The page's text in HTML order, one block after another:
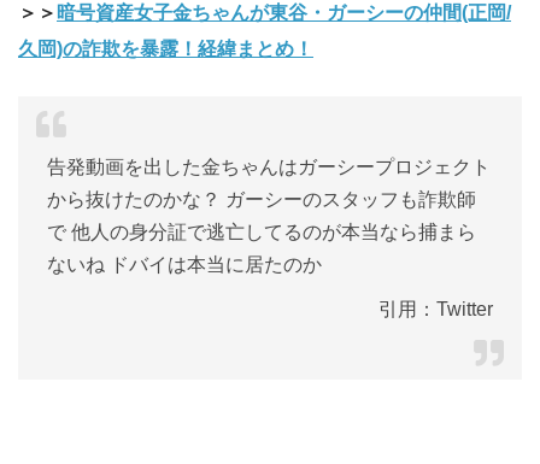
＞＞ 暗号資産女子金ちゃんが東谷・ガーシーの仲間(正岡/
久岡)の詐欺を暴露！経緯まとめ！
告発動画を出した金ちゃんはガーシープロジェクト
から抜けたのかな？ ガーシーのスタッフも詐欺師
で 他人の身分証で逃亡してるのが本当なら捕まら
ないね ドバイ は本当に居たのか
引用：Twitter